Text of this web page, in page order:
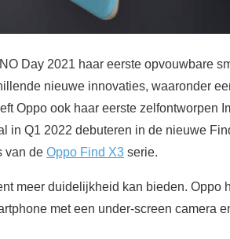
Day 2021 haar eerste opvouwbare
nieuwe innovaties, waaronder
Oppo ook haar eerste zelfontworpen
in Q1 2022 debuteren in de nieuwe
van de Oppo Find X3 serie.
meer duidelijkheid kan bieden. Oppo
met een under-screen camera